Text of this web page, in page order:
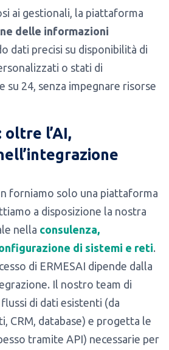
ai gestionali, la piattaforma
delle informazioni
dati precisi su disponibilità di
o stati di
su 24, senza impegnare risorse
oltre l’AI,
forniamo solo una piattaforma
a disposizione la nostra
nella consulenza,
di sistemi e reti.
di ERMESAI dipende dalla
Il nostro team di
di dati esistenti (da
CRM, database) e progetta le
tramite API) necessarie per